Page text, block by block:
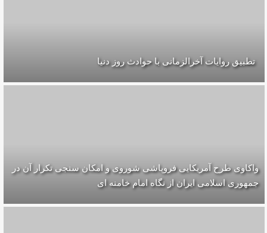
تطبیق روایات آخرالزمانی با حوادث روز دنیا
واکاوی طرح آمریکایی فروپاشی شوروی و امکان سنجی تکرار آن در
جمهوری اسلامی ایران از نگاه امام خامنه ای